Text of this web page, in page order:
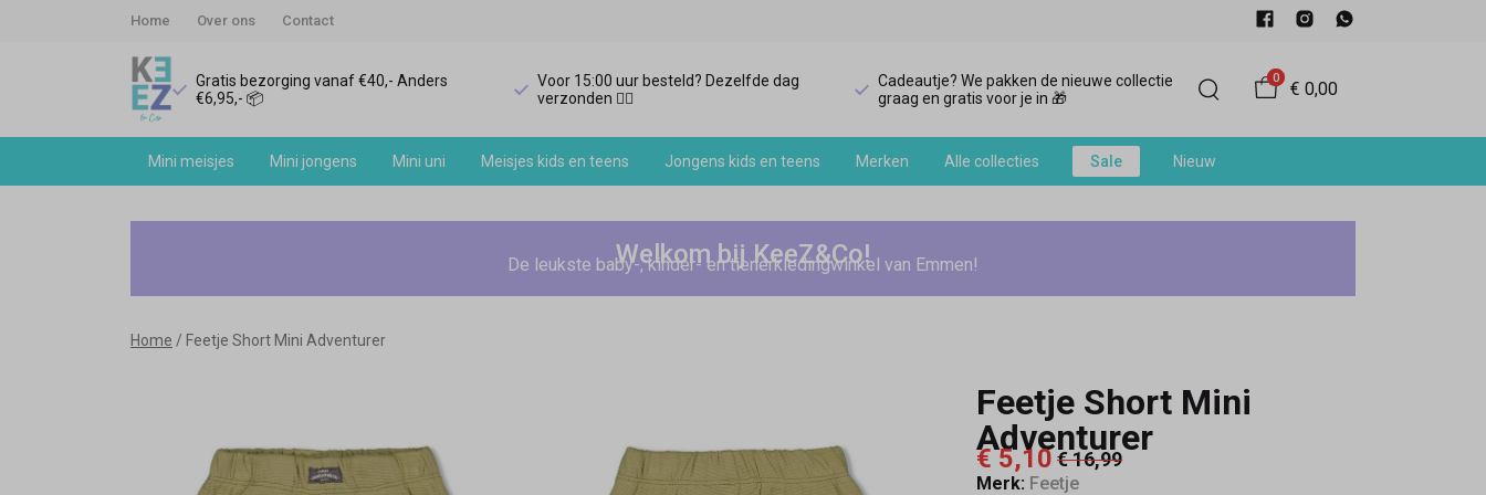
Home Over ons Contact
Gratis bezorging vanaf €40,- Anders
€6,95,- 📦
Voor 15:00 uur besteld? Dezelfde dag
verzonden 🏃‍♀️
Cadeautje? We pakken de nieuwe collectie
graag en gratis voor je in 🎁
0
€ 0,00
Mini meisjes Mini jongens Mini uni Meisjes kids en teens Jongens kids en teens Merken Alle collecties Sale Nieuw
Feetje
Adventurer
Keez&Co
Welkom bij KeeZ&Co!
De leukste baby-, kinder- en tienerkledingwinkel van Emmen!
Home Feetje Short Mini Adventurer
Feetje Short Mini
Adventurer
€ 5,10€ 16,99
Merk: Feetje